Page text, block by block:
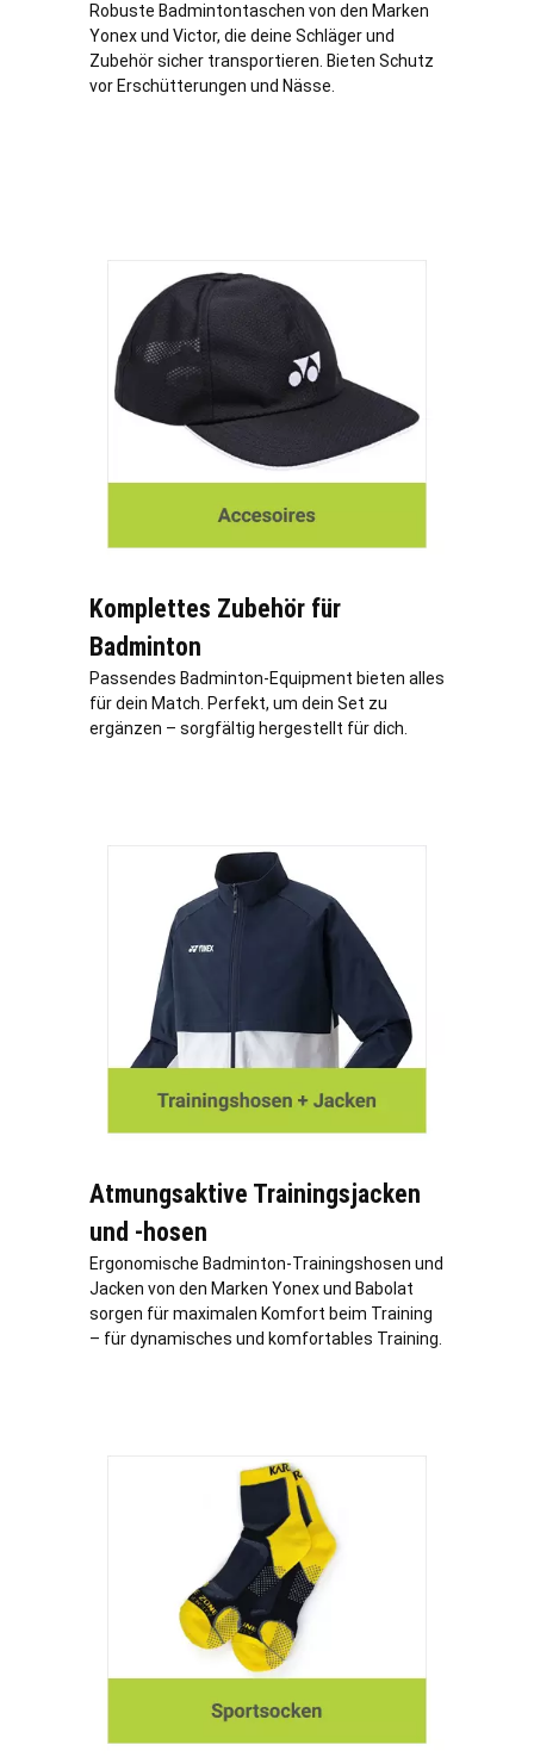
Robuste Badmintontaschen von den Marken
Yonex und Victor, die deine Schläger und
Zubehör sicher transportieren. Bieten Schutz
vor Erschütterungen und Nässe.
Komplettes Zubehör für
Badminton
Passendes Badminton-Equipment bieten alles
für dein Match. Perfekt, um dein Set zu
ergänzen – sorgfältig hergestellt für dich.
Atmungsaktive Trainingsjacken
und -hosen
Ergonomische Badminton-Trainingshosen und
Jacken von den Marken Yonex und Babolat
sorgen für maximalen Komfort beim Training
– für dynamisches und komfortables Training.